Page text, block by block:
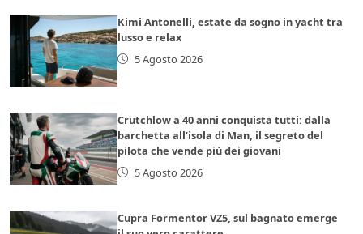
Kimi Antonelli, estate da sogno in yacht tra
lusso e relax
5 Agosto 2026
Crutchlow a 40 anni conquista tutti: dalla
barchetta all’isola di Man, il segreto del
pilota che vende più dei giovani
5 Agosto 2026
Cupra Formentor VZ5, sul bagnato emerge